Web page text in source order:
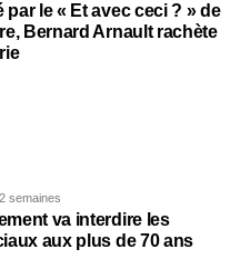
par le « Et avec ceci ? » de
Bernard Arnault rachète
2 semaines
va interdire les
aux plus de 70 ans